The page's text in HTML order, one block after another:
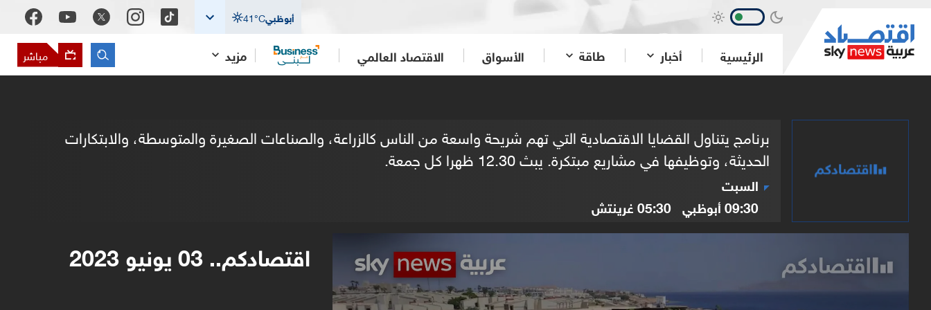
أبوظبي 41°C
الرئيسية أخبار طاقة الأسواق الاقتصاد العالمي مزيد مباشر
برنامج يتناول القضايا الاقتصادية التي تهم شريحة واسعة من الناس كالزراعة، والصناعات الصغيرة والمتوسطة، والابتكارات
الحديثة، وتوظيفها في مشاريع مبتكرة. يبث 12.30 ظهرا كل جمعة.
السبت
09:30أبوظبي 05:30غرينتش
seconds
0
اقتصادكم.. 03 يونيو 2023